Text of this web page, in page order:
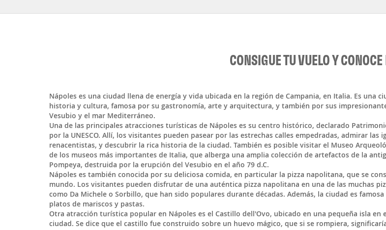
CONSIGUE TU VUELO Y
Nápoleses una ciudad llena de energía y vida ubicada en la región de Campania, en Italia. Es una
historia y cultura, famosa por su gastronomía, arte y arquitectura, y también por sus
Vesubio y el mar Mediterráneo.
Una de las principales atracciones turísticas de Nápoles es su centro histórico, declarado
por la UNESCO. Allí, los visitantes pueden pasear por las estrechas calles empedradas, admirar las
renacentistas, y descubrir la rica historia de la ciudad. También es posible visitar el Museo
de los museos más importantes de Italia, que alberga una amplia colección de artefactos de la
Pompeya, destruida por la erupción del Vesubio en el año 79 d.C.
Nápoles es también conocida por su deliciosa comida, en particular la pizza napolitana, que se
mundo. Los visitantes pueden disfrutar de una auténtica pizza napolitana en una de las muchas
como Da Michele o Sorbillo, que han sido populares durante décadas. Además, la ciudad es
platos de mariscos y pastas.
Otra atracción turística popular en Nápoles es el Castillo dell'Ovo, ubicado en una pequeña isla en
ciudad. Se dice que el castillo fue construido sobre un huevo mágico, que si se rompiera,